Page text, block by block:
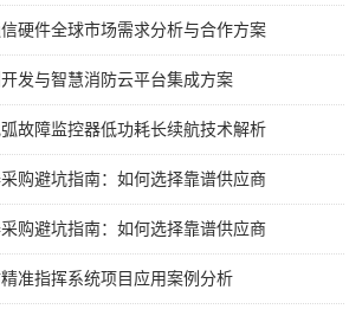
硬件全球市场需求分析与合作方案
发与智慧消防云平台集成方案
故障监控器低功耗长续航技术解析
购避坑指南：如何选择靠谱供应商
购避坑指南：如何选择靠谱供应商
准指挥系统项目应用案例分析